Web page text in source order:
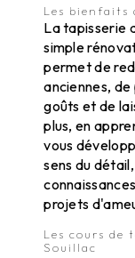
Les bienfaits
La tapisserie
simple
permet de
anciennes,
goûts et de
plus, en
vous
sens du
projets
Les cours de
Souillac